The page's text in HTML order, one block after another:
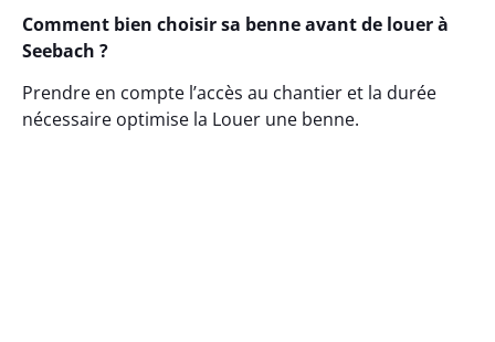
Comment bien choisir sa benne avant de louer à
Seebach ?
Prendre en compte l’accès au chantier et la durée
nécessaire optimise la Louer une benne.